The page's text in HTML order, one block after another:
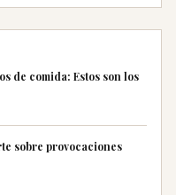
de comida: Estos son los
sobre provocaciones